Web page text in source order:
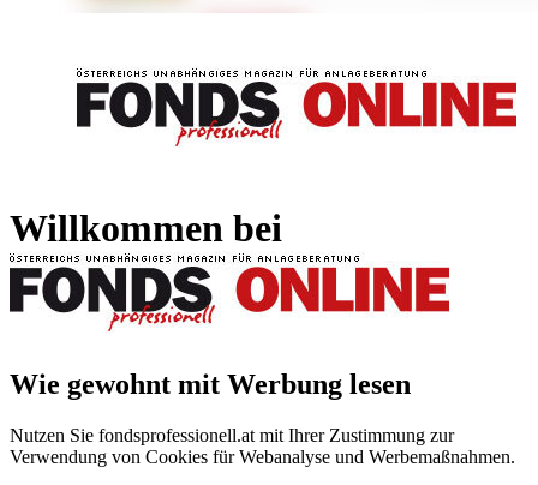
Willkommen bei
Wie gewohnt mit Werbung lesen
Nutzen Sie fondsprofessionell.at mit Ihrer Zustimmung zur
Verwendung von Cookies für Webanalyse und Werbemaßnahmen.